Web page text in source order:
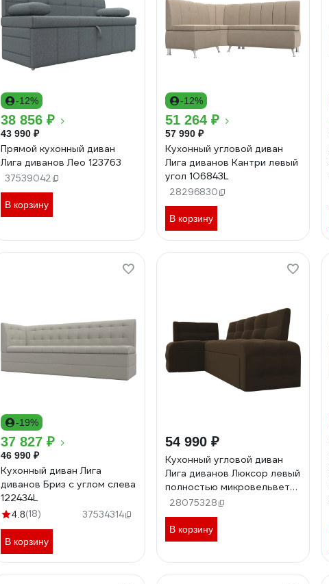
-12%
38 856 ₽
43 990 ₽
Прямой кухонный диван
Лига диванов Лео 123763
37539042
В корзину
-12%
51 264 ₽
57 990 ₽
Кухонный угловой диван
Лига диванов Кантри левый
угол 106843L
28296830
В корзину
-19%
37 827 ₽
46 990 ₽
Кухонный диван Лига
диванов Бриз с углом слева
122434L
4.8(18) 37534314
В корзину
54 990 ₽
Кухонный угловой диван
Лига диванов Люксор левый
полностью микровельвет
коричневый 28603L
28075328
В корзину